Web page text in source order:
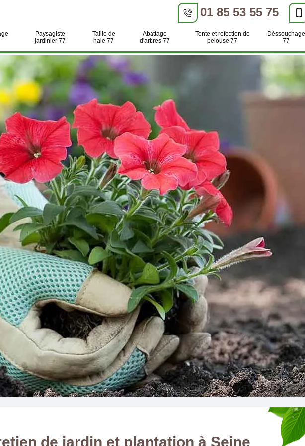
01 85 53 55 75
Paysagiste
jardinier 77
Taille de
haie 77
Abattage
d'arbres 77
Tonte et refection de
pelouse 77
Déssouchage
77
de jardin et plantation à Seine